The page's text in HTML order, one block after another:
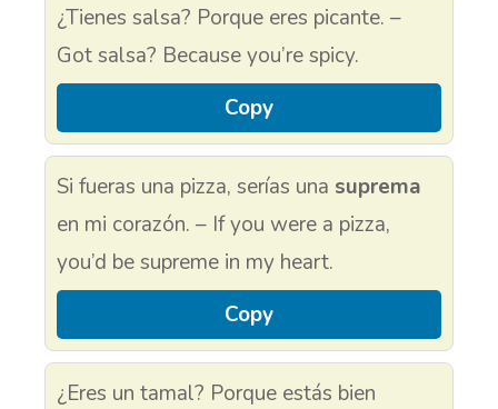
¿Tienes salsa? Porque eres picante. –
Got salsa? Because you’re spicy.
Copy
Si fueras una pizza, serías una suprema
en mi corazón. – If you were a pizza,
you’d be supreme in my heart.
Copy
¿Eres un tamal? Porque estás bien